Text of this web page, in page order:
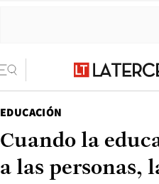
EDUCACIÓN
Cuando la
a las personas,